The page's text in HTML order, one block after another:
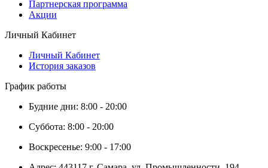
Партнерская программа
Акции
Личный Кабинет
Личный Кабинет
История заказов
График работы
Будние дни: 8:00 - 20:00
Суббота: 8:00 - 20:00
Воскресенье: 9:00 - 17:00